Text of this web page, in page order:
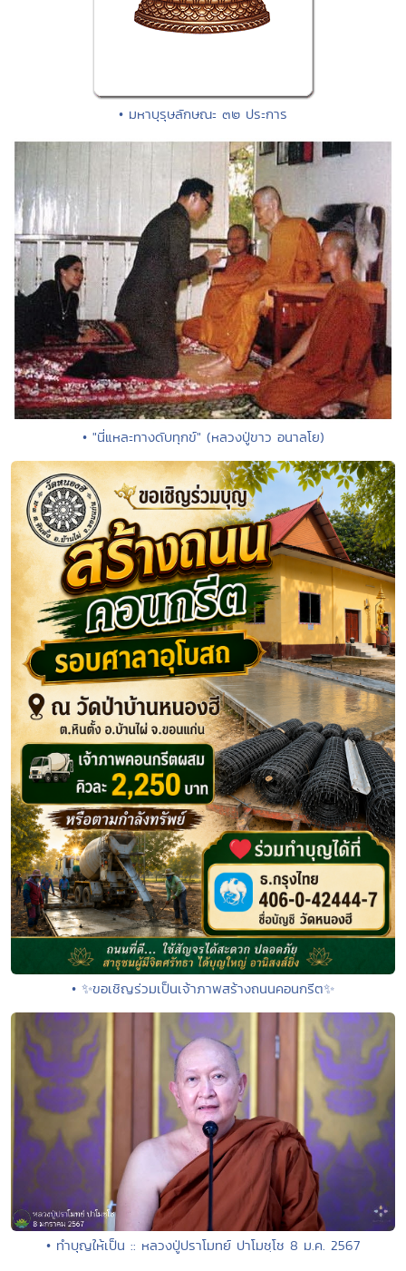
• มหาบุรุษลักษณะ ๓๒ ประการ
• "นี่แหละทางดับทุกข์" (หลวงปู่ขาว อนาลโย)
• ✨ขอเชิญร่วมเป็นเจ้าภาพสร้างถนนคอนกรีต✨
• ทำบุญให้เป็น :: หลวงปู่ปราโมทย์ ปาโมชฺโช 8 ม.ค. 2567